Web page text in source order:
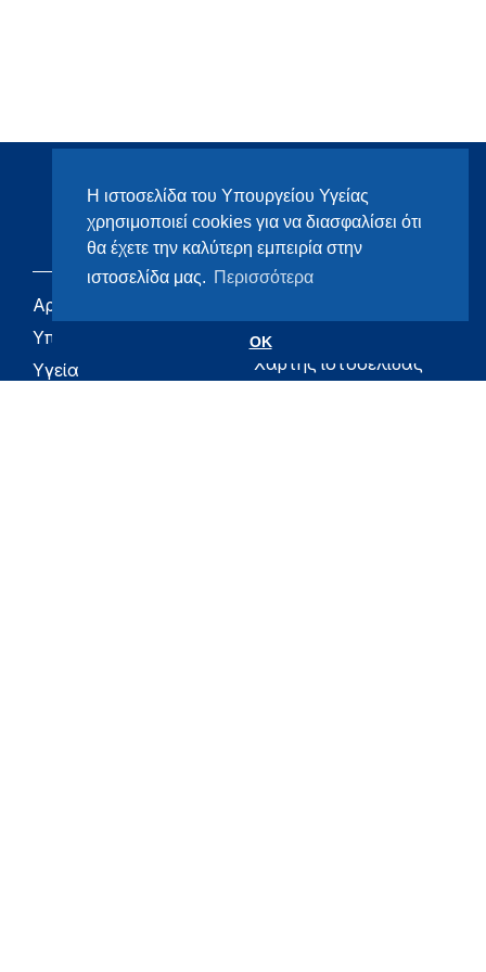
Η ιστοσελίδα του Υπουργείου Υγείας
χρησιμοποιεί cookies για να διασφαλίσει ότι
θα έχετε την καλύτερη εμπειρία στην
ιστοσελίδα μας. Περισσότερα
OK
Αρχική
Υπουργείο
Υγεία
Υγεία
Χάρτης ιστοσελίδας